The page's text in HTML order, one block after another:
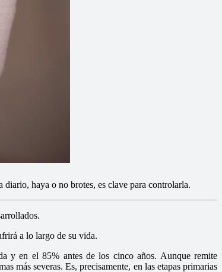
haya o no brotes, es clave para controlarla.
a lo largo de su vida.
y en el 85% antes de los cinco años. Aunque remite
más severas. Es, precisamente, en las etapas primarias